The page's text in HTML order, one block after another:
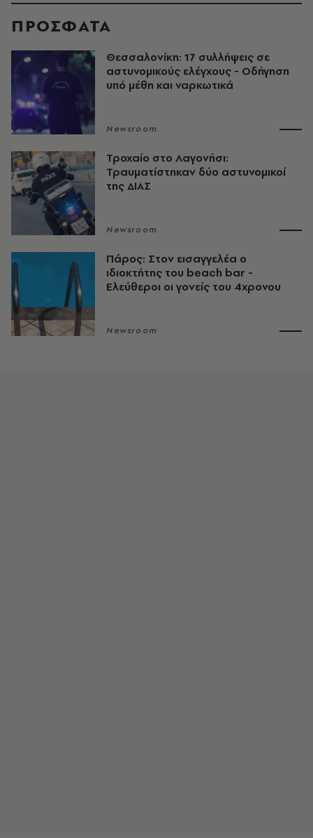
ΠΡΟΣΦΑΤΑ
Θεσσαλονίκη: 17 συλλήψεις σε
αστυνομικούς ελέγχους - Οδήγηση
υπό μέθη και ναρκωτικά
Newsroom
Τροχαίο στο Λαγονήσι:
Τραυματίστηκαν δύο αστυνομικοί
της ΔΙΑΣ
Newsroom
Πάρος: Στον εισαγγελέα ο
ιδιοκτήτης του beach bar -
Ελεύθεροι οι γονείς του 4χρονου
Newsroom